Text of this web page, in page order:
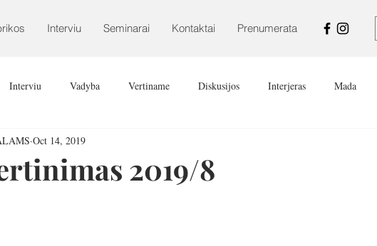
Interviu Seminarai Kontaktai Prenumerata
Interviu Vadyba Vertiname Diskusijos Interjeras Mada
2019/8
Oct 14, 2019